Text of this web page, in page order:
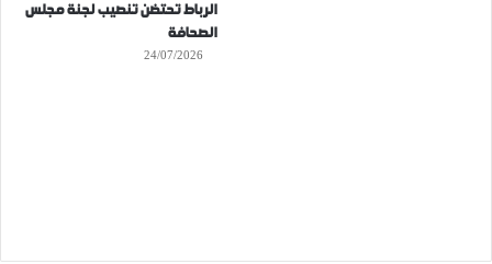
الرباط تحتضن تنصيب لجنة مجلس
الصحافة
24/07/2026